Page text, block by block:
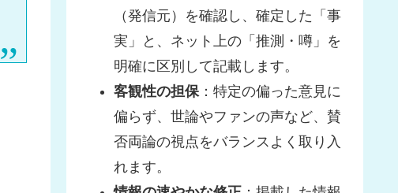
（発信元）を確認し、確定した「事
実」と、ネット上の「推測・噂」を
明確に区別して記載します。
客観性の担保 ：特定の偏った意見に
偏らず、世論やファンの声など、賛
否両論の視点をバランスよく取り入
れます。